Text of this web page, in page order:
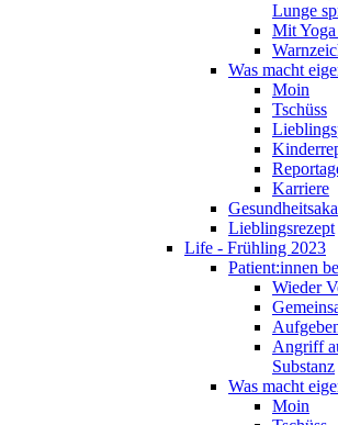
Lunge
Mit
Was macht
Moin
Tschüss
Karriere
Lieblingsrezept
Life - Frühling 2023
Patient:innen
Wieder
Angriff
Substanz
Was macht
Moin